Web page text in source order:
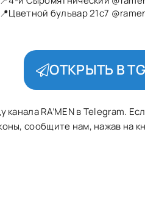
📍Цветной бульвар 21с7
ОТКРЫТЬ В TG
канала RA’MEN в Telegram.
сообщите нам, нажав на